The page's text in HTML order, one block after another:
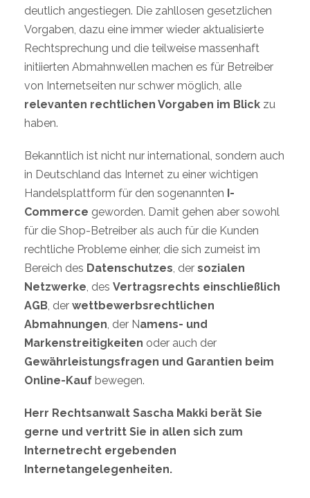
deutlich angestiegen. Die zahllosen gesetzlichen
Vorgaben, dazu eine immer wieder aktualisierte
Rechtsprechung und die teilweise massenhaft
initiierten Abmahnwellen machen es für Betreiber
von Internetseiten nur schwer möglich, alle
relevanten rechtlichen Vorgaben im Blick zu
haben.
Bekanntlich ist nicht nur international, sondern auch
in Deutschland das Internet zu einer wichtigen
Handelsplattform für den sogenannten I-
Commerce geworden. Damit gehen aber sowohl
für die Shop-Betreiber als auch für die Kunden
rechtliche Probleme einher, die sich zumeist im
Bereich des Datenschutzes, der sozialen
Netzwerke, des Vertragsrechts einschließlich
AGB, der wettbewerbsrechtlichen
Abmahnungen, der Namens- und
Markenstreitigkeiten oder auch der
Gewährleistungsfragen und Garantien beim
Online-Kauf bewegen.
Herr Rechtsanwalt Sascha Makki berät Sie
gerne und vertritt Sie in allen sich zum
Internetrecht ergebenden
Internetangelegenheiten.